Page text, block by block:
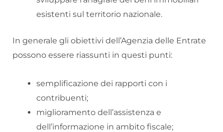
esistenti sul territorio nazionale.
In generale gli obiettivi dell’Agenzia delle Entrate
possono essere riassunti in questi punti:
semplificazione dei rapporti con i
contribuenti;
miglioramento dell’assistenza e
dell’informazione in ambito fiscale;